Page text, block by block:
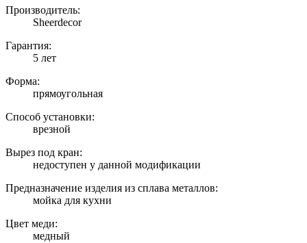
Производитель:
Sheerdecor
Гарантия:
5 лет
Форма:
прямоугольная
Способ установки:
врезной
Вырез под кран:
недоступен у данной модификации
Предназначение изделия из сплава металлов:
мойка для кухни
Цвет меди:
медный